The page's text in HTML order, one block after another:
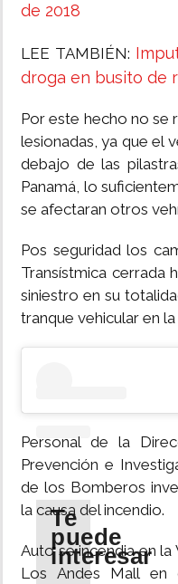
de 2018
LEE TAMBIÉN:
droga en busito de
Por este hecho no se
lesionadas, ya que el
debajo de las
Panamá, lo
se afectaran otros
Pos seguridad los
Transístmica cerrada
siniestro en su
tranque vehicular en la
Te
puede
interesar
Personal de la
Prevención e
de los Bomberos
la causa del incendio.
Auto se incendia en la
Los Andes Mall en